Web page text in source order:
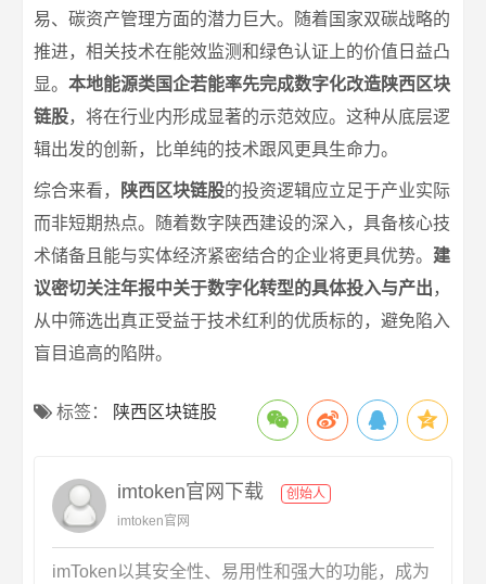
易、碳资产管理方面的潜力巨大。随着国家双碳战略的
推进，相关技术在能效监测和绿色认证上的价值日益凸
显。 本地能源类国企若能率先完成数字化改造陕西区块
链股，将在行业内形成显著的示范效应。这种从底层逻
辑出发的创新，比单纯的技术跟风更具生命力。
综合来看， 陕西区块链股的投资逻辑应立足于产业实际
而非短期热点。随着数字陕西建设的深入，具备核心技
术储备且能与实体经济紧密结合的企业将更具优势。 建
议密切关注年报中关于数字化转型的具体投入与产出，
从中筛选出真正受益于技术红利的优质标的，避免陷入
盲目追高的陷阱。
标签： 陕西区块链股
imtoken官网下载
创始人
imtoken官网
imToken以其安全性、易用性和强大的功能，成为